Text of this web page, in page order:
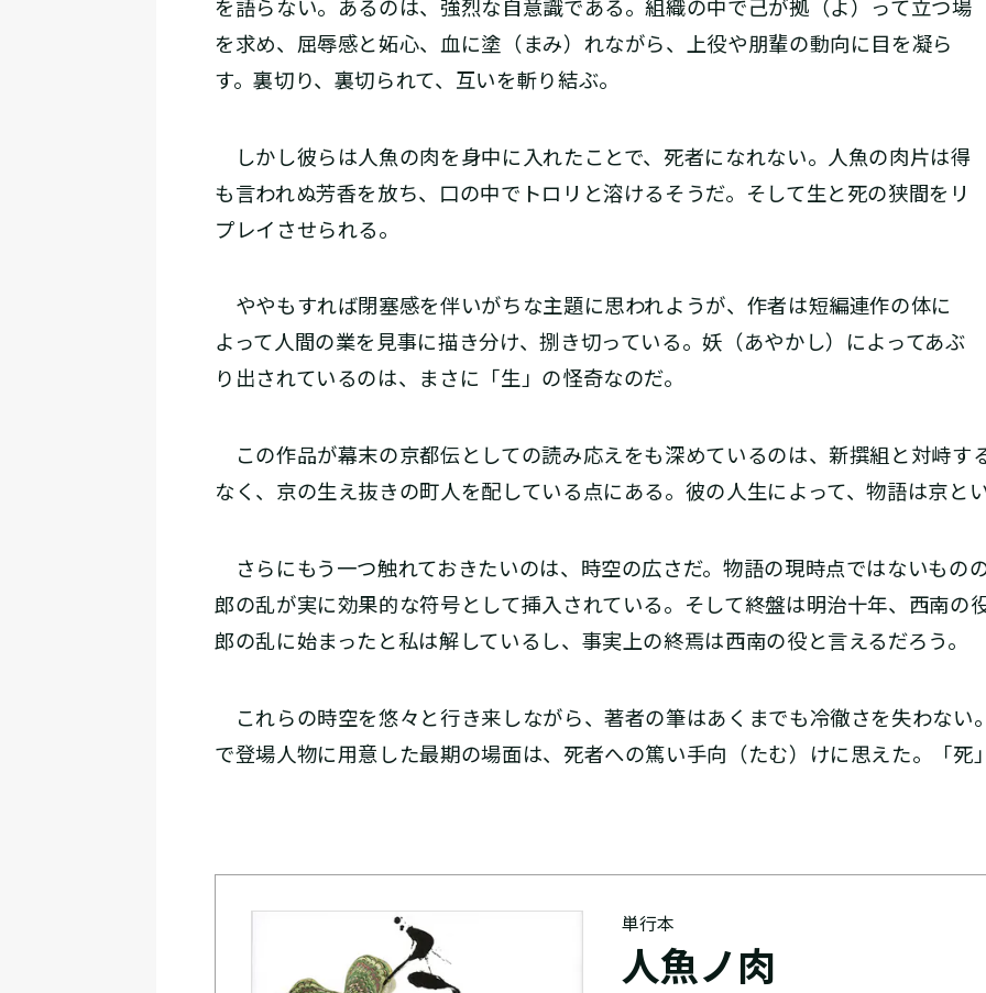
を語らない。あるのは、強烈な自意識である。組織の中で己が拠（よ）って立つ場
を求め、屈辱感と妬心、血に塗（まみ）れながら、上役や朋輩の動向に目を凝ら
す。裏切り、裏切られて、互いを斬り結ぶ。
しかし彼らは人魚の肉を身中に入れたことで、死者になれない。人魚の肉片は得
も言われぬ芳香を放ち、口の中でトロリと溶けるそうだ。そして生と死の狭間をリ
プレイさせられる。
ややもすれば閉塞感を伴いがちな主題に思われようが、作者は短編連作の体に
よって人間の業を見事に描き分け、捌き切っている。妖（あやかし）によってあぶ
り出されているのは、まさに「生」の怪奇なのだ。
この作品が幕末の京都伝としての読み応えをも深めているのは、新撰組と対峙す
なく、京の生え抜きの町人を配している点にある。彼の人生によって、物語は京と
さらにもう一つ触れておきたいのは、時空の広さだ。物語の現時点ではないもの
郎の乱が実に効果的な符号として挿入されている。そして終盤は明治十年、西南の
郎の乱に始まったと私は解しているし、事実上の終焉は西南の役と言えるだろう。
これらの時空を悠々と行き来しながら、著者の筆はあくまでも冷徹さを失わない
で登場人物に用意した最期の場面は、死者への篤い手向（たむ）けに思えた。「死
単行本
人魚ノ肉